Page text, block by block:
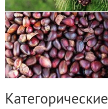
Категорические